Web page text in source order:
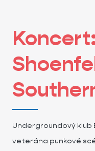
Undergroundový
veterána punkové